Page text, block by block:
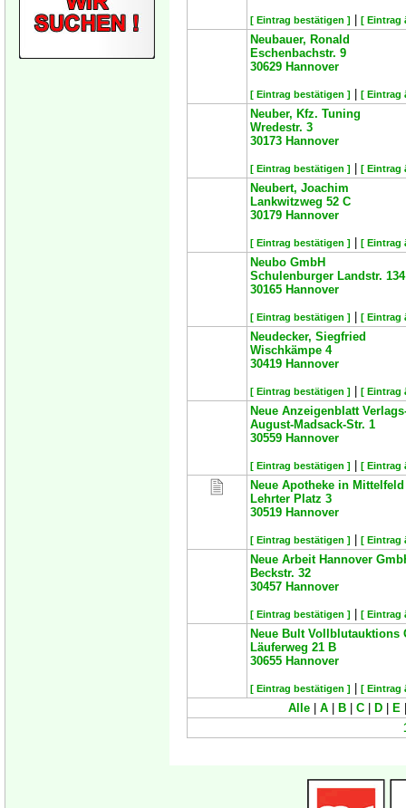
[ Eintrag bestätigen ] [ Eintrag
Neubauer, Ronald
Eschenbachstr. 9
30629 Hannover
[ Eintrag bestätigen ] [ Eintrag
Neuber, Kfz. Tuning
Wredestr. 3
30173 Hannover
[ Eintrag bestätigen ] [ Eintrag
Neubert, Joachim
Lankwitzweg 52 C
30179 Hannover
[ Eintrag bestätigen ] [ Eintrag
Neubo GmbH
Schulenburger Landstr. 134
30165 Hannover
[ Eintrag bestätigen ] [ Eintrag
Neudecker, Siegfried
Wischkämpe 4
30419 Hannover
[ Eintrag bestätigen ] [ Eintrag
Neue Anzeigenblatt
August-Madsack-Str. 1
30559 Hannover
[ Eintrag bestätigen ] [ Eintrag
Neue Apotheke in Mittelfeld
Lehrter Platz 3
30519 Hannover
[ Eintrag bestätigen ] [ Eintrag
Neue Arbeit Hannover
Beckstr. 32
30457 Hannover
[ Eintrag bestätigen ] [ Eintrag
Neue Bult Vollblutauktions
Läuferweg 21 B
30655 Hannover
[ Eintrag bestätigen ] [ Eintrag
Alle A B C D E